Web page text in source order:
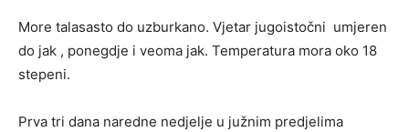
More talasasto do uzburkano. Vjetar jugoistočni umjeren
do jak , ponegdje i veoma jak. Temperatura mora oko 18
stepeni.
Prva tri dana naredne nedjelje u južnim predjelima